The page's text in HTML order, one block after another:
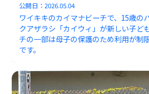
公開日：2026.05.04
ワイキキのカイマナビーチで、15歳の
クアザラシ「カイウィ」が新しい子ど
チの一部は母子の保護のため利用が制
です。